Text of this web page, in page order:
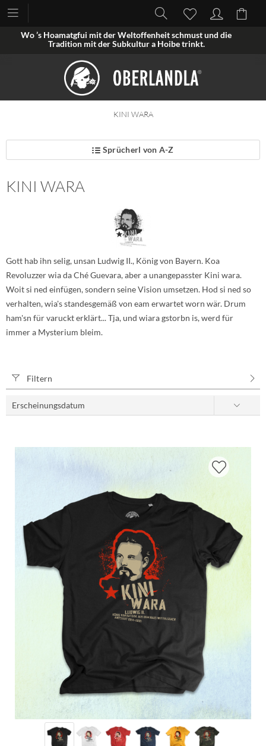
Wo ’s Hoamatgfui mit der Weltoffenheit schmust und die
Tradition mit der Subkultur a Hoibe trinkt.
KINI WARA
Sprücherl von A-Z
KINI WARA
Gott hab ihn selig, unsan Ludwig II., König von Bayern. Koa
Revoluzzer wia da Ché Guevara, aber a unangepasster Kini wara.
Woit si ned einfügen, sondern seine Vision umsetzen. Hod si ned so
verhalten, wia's standesgemäß von eam erwartet worn wär. Drum
ham'sn für varuckt erklärt... Tja, und wiara gstorbn is, werd für
immer a Mysterium bleim.
Filtern